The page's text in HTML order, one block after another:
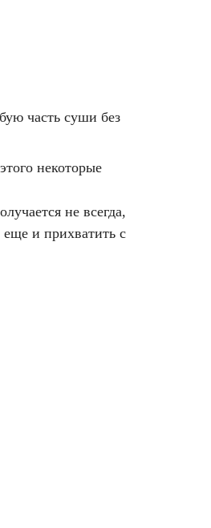
часть суши без
некоторые
не всегда,
еще и прихватить с